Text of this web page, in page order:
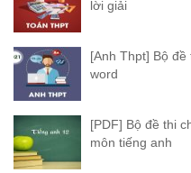
lời giải
[Anh Thpt] Bộ
word
[PDF] Bộ đề thi
môn tiếng anh